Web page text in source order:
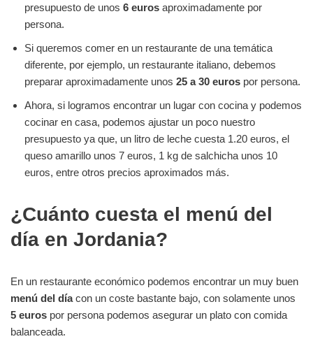
presupuesto de unos 6 euros aproximadamente por
persona.
Si queremos comer en un restaurante de una temática
diferente, por ejemplo, un restaurante italiano, debemos
preparar aproximadamente unos 25 a 30 euros por persona.
Ahora, si logramos encontrar un lugar con cocina y podemos
cocinar en casa, podemos ajustar un poco nuestro
presupuesto ya que, un litro de leche cuesta 1.20 euros, el
queso amarillo unos 7 euros, 1 kg de salchicha unos 10
euros, entre otros precios aproximados más.
¿Cuánto cuesta el menú del
día en Jordania?
En un restaurante económico podemos encontrar un muy buen
menú del díacon un coste bastante bajo, con solamente unos
5 euros por persona podemos asegurar un plato con comida
balanceada.